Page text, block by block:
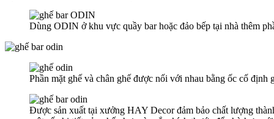
Dùng ODIN ở khu vực quầy bar hoặc đảo bếp tại nhà thêm
Phần mặt ghế và chân ghế được nối với nhau bằng ốc cố định
Được sản xuất tại xưởng HAY Decor đảm bảo chất lượng